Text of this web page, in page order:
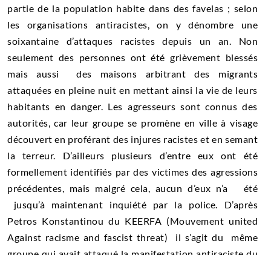
partie de la population habite dans des favelas ; selon
les organisations antiracistes, on y dénombre une
soixantaine d’attaques racistes depuis un an. Non
seulement des personnes ont été grièvement blessés
mais aussi des maisons arbitrant des migrants
attaquées en pleine nuit en mettant ainsi la vie de leurs
habitants en danger. Les agresseurs sont connus des
autorités, car leur groupe se promène en ville à visage
découvert en proférant des injures racistes et en semant
la terreur. D’ailleurs plusieurs d’entre eux ont été
formellement identifiés par des victimes des agressions
précédentes, mais malgré cela, aucun d’eux n’a été
jusqu’à maintenant inquiété par la police. D’après
Petros Konstantinou du KEERFA (Mouvement united
Against racisme and fascist threat) il s’agit du même